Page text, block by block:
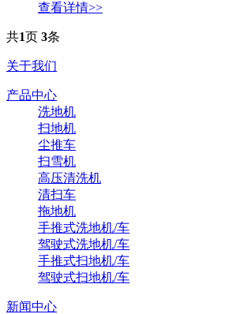
查看详情>>
共1页 3条
关于我们
产品中心
洗地机
扫地机
尘推车
扫雪机
高压清洗机
清扫车
拖地机
手推式洗地机/车
驾驶式洗地机/车
手推式扫地机/车
驾驶式扫地机/车
新闻中心